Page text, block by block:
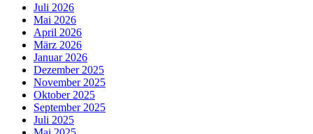
Juli 2026
Mai 2026
April 2026
März 2026
Januar 2026
Dezember 2025
November 2025
Oktober 2025
September 2025
Juli 2025